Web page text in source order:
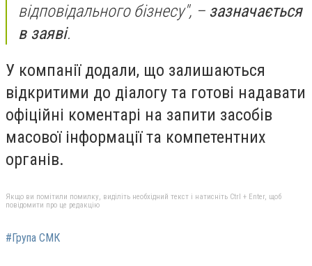
відповідального бізнесу", – зазначається
в заяві.
У компанії додали, що залишаються
відкритими до діалогу та готові надавати
офіційні коментарі на запити засобів
масової інформації та компетентних
органів.
Якщо ви помітили помилку, виділіть необхідний текст і натисніть Ctrl + Enter, щоб
повідомити про це редакцію
#Група СМК